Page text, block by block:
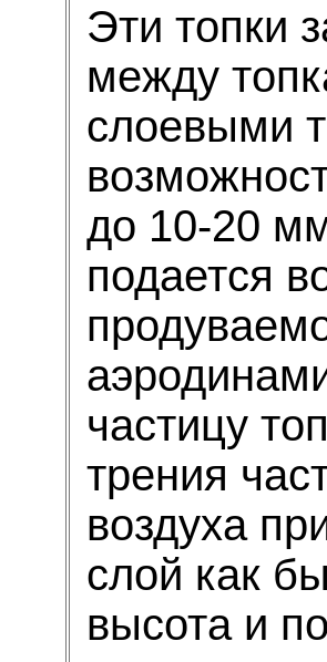
Эти топки
между
слоевыми
до 10-20
подается
частицу
трения
воздуха
слой как
высота и